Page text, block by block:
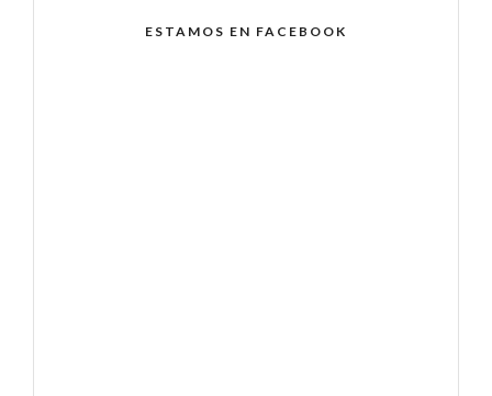
ESTAMOS EN FACEBOOK